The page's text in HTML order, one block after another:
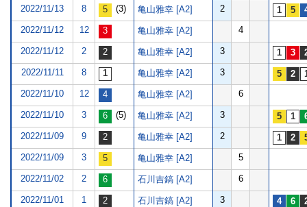
2022/11/13 8 (3) 亀山雅幸 [A2] 2
2022/11/12 12 亀山雅幸 [A2] 4
2022/11/12 2 亀山雅幸 [A2] 3
2022/11/11 8 亀山雅幸 [A2] 3
2022/11/10 12 亀山雅幸 [A2] 6
2022/11/10 3 (5) 亀山雅幸 [A2] 3
2022/11/09 9 亀山雅幸 [A2] 2
2022/11/09 3 亀山雅幸 [A2] 5
2022/11/02 2 石川吉鎬 [A2] 6
2022/11/01 1 石川吉鎬 [A2] 3